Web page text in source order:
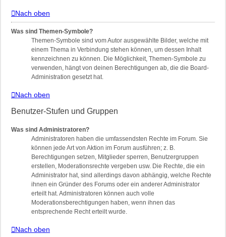
Nach oben
Was sind Themen-Symbole?
Themen-Symbole sind vom Autor ausgewählte Bilder, welche mit
einem Thema in Verbindung stehen können, um dessen Inhalt
kennzeichnen zu können. Die Möglichkeit, Themen-Symbole zu
verwenden, hängt von deinen Berechtigungen ab, die die Board-
Administration gesetzt hat.
Nach oben
Benutzer-Stufen und Gruppen
Was sind Administratoren?
Administratoren haben die umfassendsten Rechte im Forum. Sie
können jede Art von Aktion im Forum ausführen; z. B.
Berechtigungen setzen, Mitglieder sperren, Benutzergruppen
erstellen, Moderationsrechte vergeben usw. Die Rechte, die ein
Administrator hat, sind allerdings davon abhängig, welche Rechte
ihnen ein Gründer des Forums oder ein anderer Administrator
erteilt hat. Administratoren können auch volle
Moderationsberechtigungen haben, wenn ihnen das
entsprechende Recht erteilt wurde.
Nach oben